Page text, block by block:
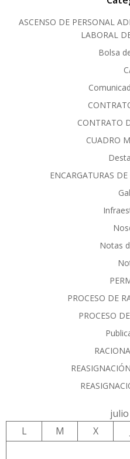
ASCENSO DE PERSONAL
LABORAL
Bolsa
CONTRATO
CUADRO
ENCARGATURAS
Notas
PROCESO DE
PROCESO
L
M X